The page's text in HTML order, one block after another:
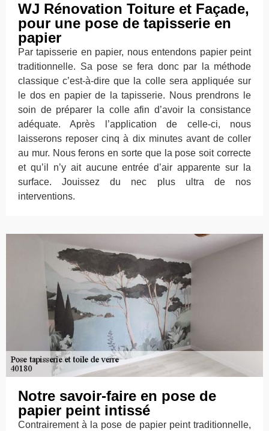
WJ Rénovation Toiture et Façade,
pour une pose de tapisserie en
papier
Par tapisserie en papier, nous entendons papier peint
traditionnelle. Sa pose se fera donc par la méthode
classique c’est-à-dire que la colle sera appliquée sur
le dos en papier de la tapisserie. Nous prendrons le
soin de préparer la colle afin d’avoir la consistance
adéquate. Après l’application de celle-ci, nous
laisserons reposer cinq à dix minutes avant de coller
au mur. Nous ferons en sorte que la pose soit correcte
et qu’il n’y ait aucune entrée d’air apparente sur la
surface. Jouissez du nec plus ultra de nos
interventions.
Notre savoir-faire en pose de
papier peint intissé
Contrairement à la pose de papier peint traditionnelle,